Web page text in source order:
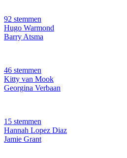
92 stemmen
Hugo Warmond
Barry Atsma
46 stemmen
Kitty van Mook
Georgina Verbaan
15 stemmen
Hannah Lopez Diaz
Jamie Grant